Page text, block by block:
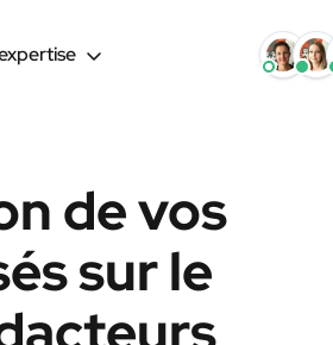
de vos
sur le